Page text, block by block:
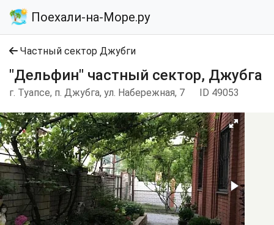
Поехали-на-Море.ру
Частный сектор Джубги
"Дельфин" частный сектор, Джубга
г. Туапсе, п. Джубга, ул. Набережная, 7 ID 49053